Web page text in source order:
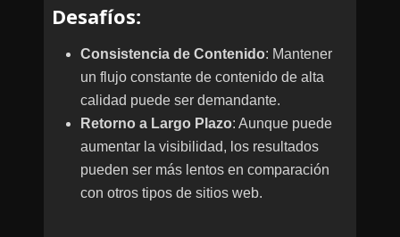
Desafíos:
Consistencia de Contenido: Mantener
un flujo constante de contenido de alta
calidad puede ser demandante.
Retorno a Largo Plazo: Aunque puede
aumentar la visibilidad, los resultados
pueden ser más lentos en comparación
con otros tipos de sitios web.